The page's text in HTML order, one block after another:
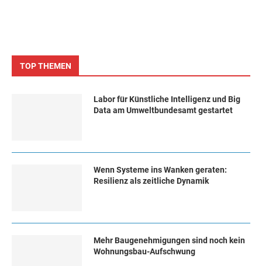
TOP THEMEN
Labor für Künstliche Intelligenz und Big
Data am Umweltbundesamt gestartet
Wenn Systeme ins Wanken geraten:
Resilienz als zeitliche Dynamik
Mehr Baugenehmigungen sind noch kein
Wohnungsbau-Aufschwung